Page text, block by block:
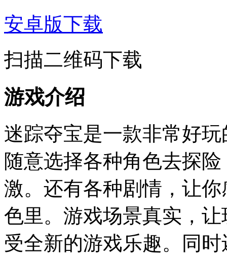
安卓版下载
扫描二维码下载
游戏介绍
迷踪夺宝是一款非常好
随意选择各种角色去探
激。还有各种剧情，让
色里。游戏场景真实，
受全新的游戏乐趣。同